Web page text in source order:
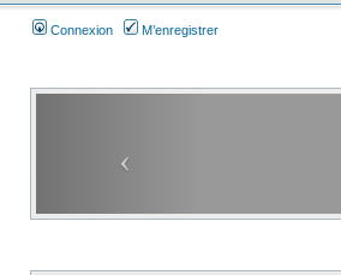
Connexion M’enregistrer